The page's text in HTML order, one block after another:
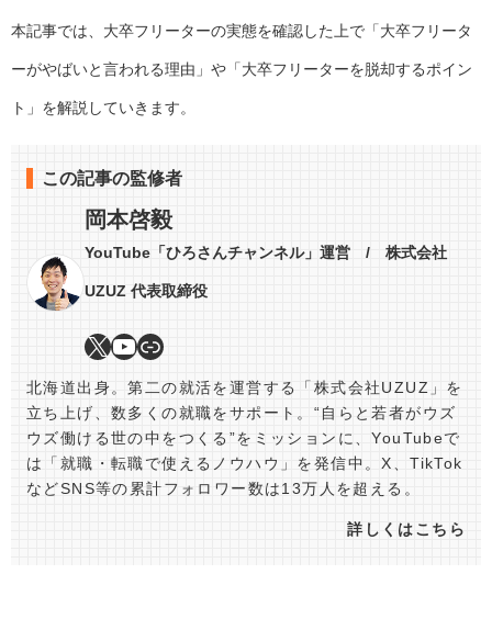
本記事では、大卒フリーターの実態を確認した上で「大卒フリータ
ーがやばいと言われる理由」や「大卒フリーターを脱却するポイン
ト」を解説していきます。
この記事の監修者
岡本啓毅
YouTube「ひろさんチャンネル」運営 / 株式会社
UZUZ 代表取締役
北海道出身。第二の就活を運営する「株式会社UZUZ」を
立ち上げ、数多くの就職をサポート。“自らと若者がウズ
ウズ働ける世の中をつくる”をミッションに、YouTubeで
は「就職・転職で使えるノウハウ」を発信中。X、TikTok
などSNS等の累計フォロワー数は13万人を超える。
詳しくはこちら